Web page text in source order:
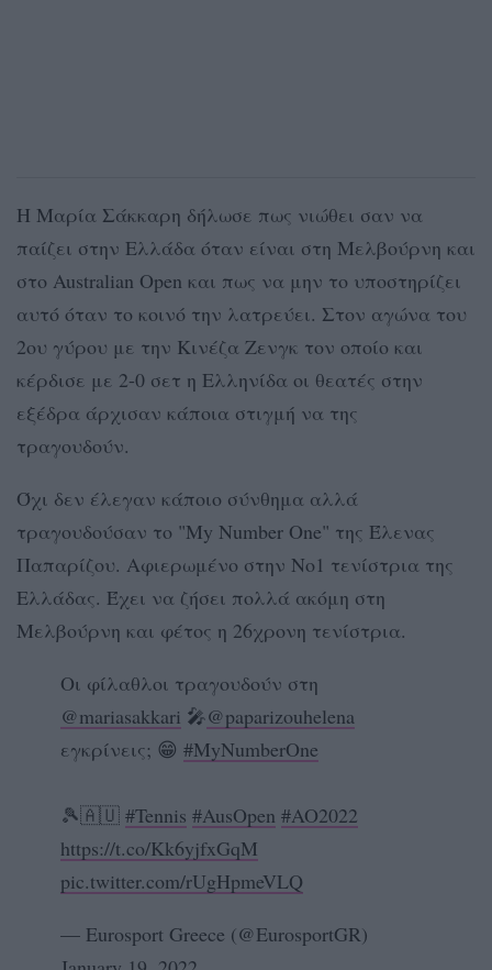
Η Μαρία Σάκκαρη δήλωσε πως νιώθει σαν να
παίζει στην Ελλάδα όταν είναι στη Μελβούρνη και
στο Australian Open και πως να μην το υποστηρίζει
αυτό όταν το κοινό την λατρεύει. Στον αγώνα του
2ου γύρου με την Κινέζα Ζενγκ τον οποίο και
κέρδισε με 2-0 σετ η Ελληνίδα οι θεατές στην
εξέδρα άρχισαν κάποια στιγμή να της
τραγουδούν.
Όχι δεν έλεγαν κάποιο σύνθημα αλλά
τραγουδούσαν το "My Number One" της Έλενας
Παπαρίζου. Αφιερωμένο στην Νο1 τενίστρια της
Ελλάδας. Έχει να ζήσει πολλά ακόμη στη
Μελβούρνη και φέτος η 26χρονη τενίστρια.
Οι φίλαθλοι τραγουδούν στη
@mariasakkari 🎤@paparizouhelena
εγκρίνεις; 😁 #MyNumberOne
🎾🇦🇺 #Tennis #AusOpen #AO2022
https://t.co/Kk6yjfxGqM
pic.twitter.com/rUgHpmeVLQ
— Eurosport Greece (@EurosportGR)